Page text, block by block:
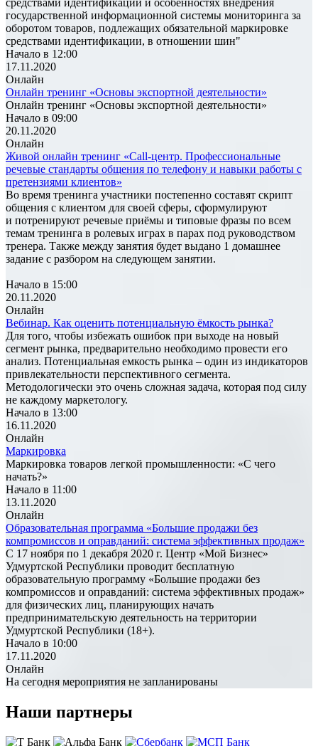
средствами идентификации и особенностях внедрения
государственной информационной системы мониторинга за
оборотом товаров, подлежащих обязательной маркировке
средствами идентификации, в отношении шин"
Начало в 12:00
17.11.2020
Онлайн
Онлайн тренинг «Основы экспортной деятельности»
Онлайн тренинг «Основы экспортной деятельности»
Начало в 09:00
20.11.2020
Онлайн
Живой онлайн тренинг «Call-центр. Профессиональные
речевые стандарты общения по телефону и навыки работы с
претензиями клиентов»
Во время тренинга участники постепенно составят скрипт
общения с клиентом для своей сферы, сформулируют
и потренируют речевые приёмы и типовые фразы по всем
темам тренинга в ролевых играх в парах под руководством
тренера. Также между занятия будет выдано 1 домашнее
задание с разбором на следующем занятии.
Начало в 15:00
20.11.2020
Онлайн
Вебинар. Как оценить потенциальную ёмкость рынка?
Для того, чтобы избежать ошибок при выходе на новый
сегмент рынка, предварительно необходимо провести его
анализ. Потенциальная емкость рынка – один из индикаторов
привлекательности перспективного сегмента.
Методологически это очень сложная задача, которая под силу
не каждому маркетологу.
Начало в 13:00
16.11.2020
Онлайн
Маркировка
Маркировка товаров легкой промышленности: «С чего
начать?»
Начало в 11:00
13.11.2020
Онлайн
Образовательная программа «Большие продажи без
компромиссов и оправданий: система эффективных продаж»
С 17 ноября по 1 декабря 2020 г. Центр «Мой Бизнес»
Удмуртской Республики проводит бесплатную
образовательную программу «Большие продажи без
компромиссов и оправданий: система эффективных продаж»
для физических лиц, планирующих начать
предпринимательскую деятельность на территории
Удмуртской Республики (18+).
Начало в 10:00
17.11.2020
Онлайн
На сегодня мероприятия не запланированы
Наши партнеры